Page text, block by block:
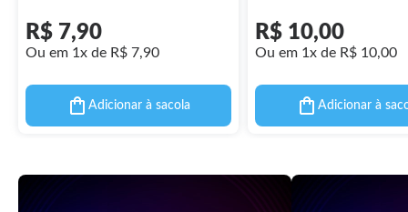
R$ 7,90
Ou em 1x de R$ 7,90
Adicionar à sacola
R$ 10,00
Ou em 1x de R$ 10,00
Adicionar à